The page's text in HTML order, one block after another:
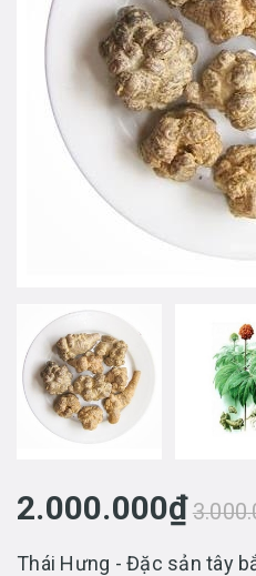
2.000.000₫
Thái Hưng - Đặc sản tây